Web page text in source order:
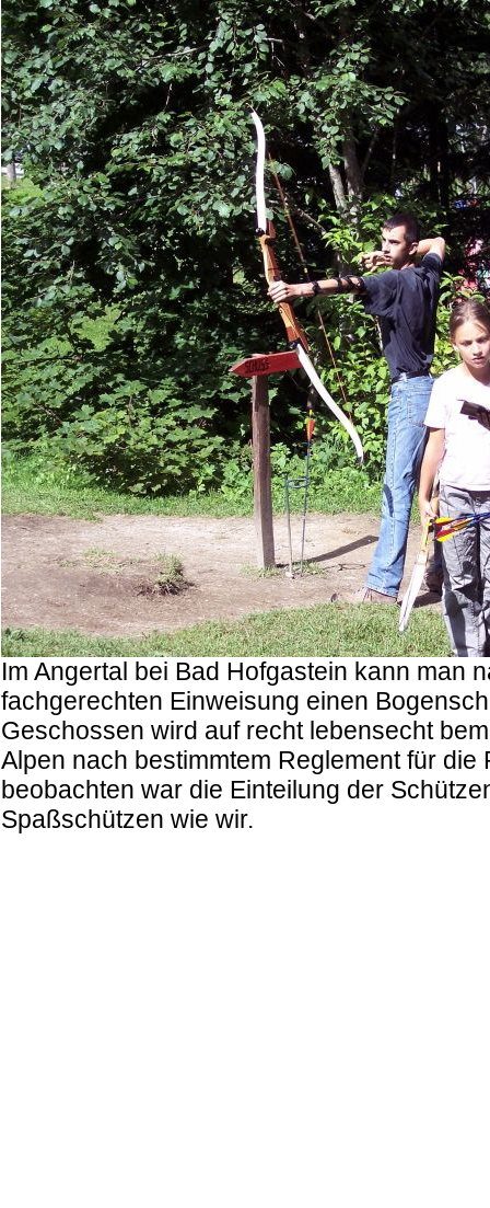
Im Angertal bei Bad Hofgastein kann man
fachgerechten Einweisung einen
Geschossen wird auf recht lebensecht
Alpen nach bestimmtem Reglement für die
beobachten war die Einteilung der
Spaßschützen wie wir.